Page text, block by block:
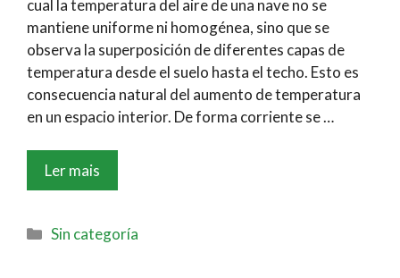
cual la temperatura del aire de una nave no se
mantiene uniforme ni homogénea, sino que se
observa la superposición de diferentes capas de
temperatura desde el suelo hasta el techo. Esto es
consecuencia natural del aumento de temperatura
en un espacio interior. De forma corriente se …
Ler mais
Sin categoría